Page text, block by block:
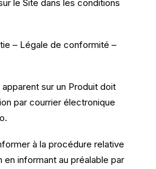
le Site dans les conditions
– Légale de conformité –
sur un Produit doit
par courrier électronique
à la procédure relative
informant au préalable par